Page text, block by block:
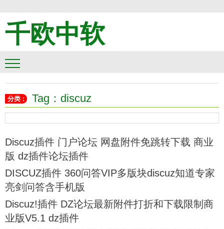
千欧中软
分类 : Tag：discuz
Discuz插件 门户论坛 网盘附件免跳转下载 商业
版 dz插件论坛插件
DISCUZ插件 360问答VIP多版块discuz知道专家
亮剑问答含手机版
Discuz!插件 DZ论坛最新附件打折和下载限制商
业版V5.1 dz插件